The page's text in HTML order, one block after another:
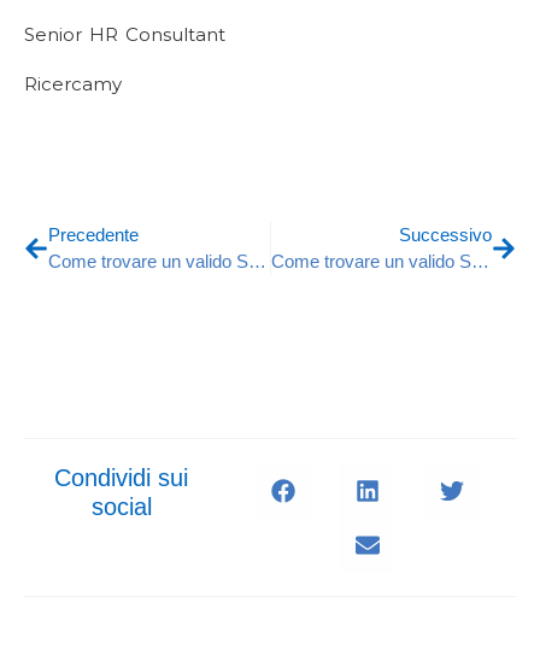
Senior HR Consultant
Ricercamy
Precedente
Come trovare un valido Sales nel settore dell’automazione Industriale
Successivo
Come trovare un valido Sviluppatore di Criptovalute
Condividi sui
social